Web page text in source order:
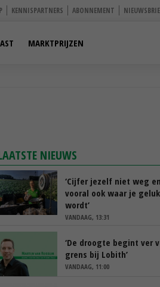
KENNISPARTNERS ABONNEMENT
MARKTPRIJZEN
NIEUWS
‘Cijfer jezelf niet weg
vooral ook waar je
wordt’
VANDAAG, 13:31
‘De droogte begint ver
grens bij Lobith’
VANDAAG, 11:00